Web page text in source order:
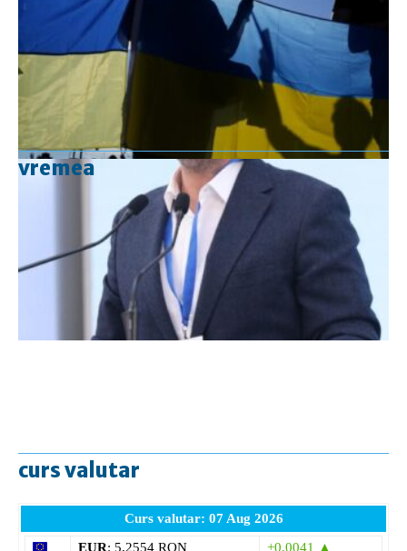
vremea
curs valutar
Curs valutar: 07 Aug 2026
EUR: 5,2554 RON
+0,0041 ▲